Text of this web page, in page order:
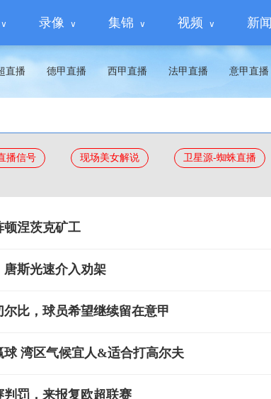
录像 集锦 视频 新闻
直播 德甲直播 西甲直播 法甲直播 意甲直播
播信号 现场美女解说 卫星源-蜘蛛直播
顿涅茨克矿工
斯光速介入劝架
比，球员希望继续留在意甲
湾区气候宜人&适合打高尔夫
罚，来报复欧超联赛